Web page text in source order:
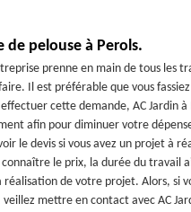
de pelouse à Perols.
prenne en main de tous les
Il est préférable que vous
cette demande, AC Jardin à
afin pour diminuer votre
le devis si vous avez un projet à
le prix, la durée du travail
réalisation de votre projet. Alors, si
veillez mettre en contact avec AC